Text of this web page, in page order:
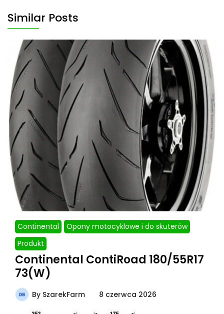
Similar Posts
Continental
Opony motocyklowe i do skuterów
Produkt
Continental ContiRoad 180/55R17
73(W)
By SzarekFarm 8 czerwca 2026